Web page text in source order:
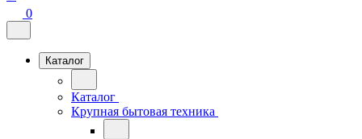
0
Каталог
Каталог
Крупная бытовая техника